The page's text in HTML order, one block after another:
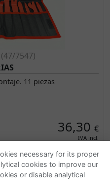
(47/7547)
11 piezas
36,30 €
IVA incl.
Ayuda
necessary for its proper
cookies to improve our
or disable analytical